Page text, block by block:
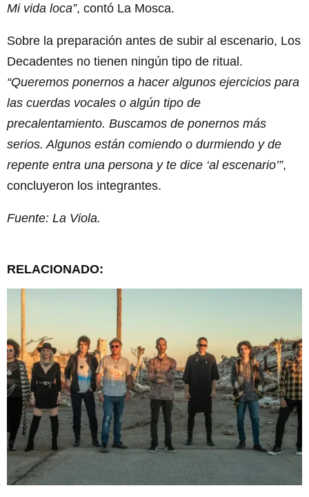
Mi vida loca”, contó La Mosca.
Sobre la preparación antes de subir al escenario, Los
Decadentes no tienen ningún tipo de ritual.
“Queremos ponernos a hacer algunos ejercicios para
las cuerdas vocales o algún tipo de
precalentamiento. Buscamos de ponernos más
serios. Algunos están comiendo o durmiendo y de
repente entra una persona y te dice ‘al escenario’”,
concluyeron los integrantes.
Fuente: La Viola.
RELACIONADO: